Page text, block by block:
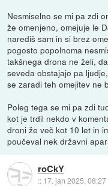
Nesmiselno se mi pa zdi
že omenjeno, omejuje le
narediš sam in si brez
pogosto popolnoma
takšnega drona ne želi,
seveda obstajajo pa
se zaradi teh omejitev ne
Poleg tega se mi pa zdi
kot je trdil nekdo v
droni že več kot 10 let in
poučeval nek državni
roCkY
:: 17. jan 2025, 08:27